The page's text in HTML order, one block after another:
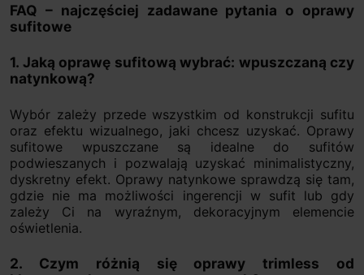
FAQ – najczęściej zadawane pytania o oprawy
sufitowe
1. Jaką oprawę sufitową wybrać: wpuszczaną czy
natynkową?
Wybór zależy przede wszystkim od konstrukcji sufitu
oraz efektu wizualnego, jaki chcesz uzyskać. Oprawy
sufitowe wpuszczane są idealne do sufitów
podwieszanych i pozwalają uzyskać minimalistyczny,
dyskretny efekt. Oprawy natynkowe sprawdzą się tam,
gdzie nie ma możliwości ingerencji w sufit lub gdy
zależy Ci na wyraźnym, dekoracyjnym elemencie
oświetlenia.
2. Czym różnią się oprawy trimless od